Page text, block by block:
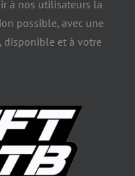
à nos utilisateurs la
possible, avec une
disponible et à votre